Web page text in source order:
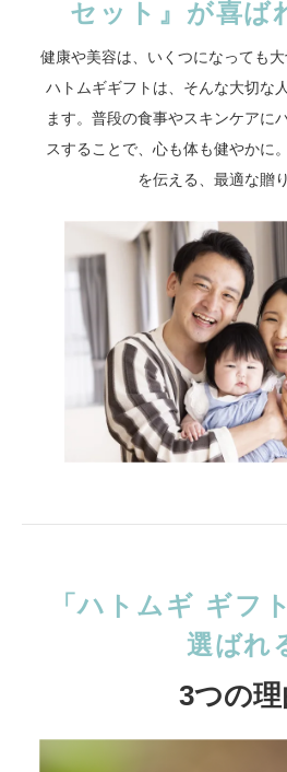
セット』が喜ば
健康や美容は、いくつになっても
ハトムギギフトは、そんな大切な
ます。普段の食事やスキンケアに
スすることで、心も体も健やかに
を伝える、最適な贈
「ハトムギ ギフ
選ばれ
3つの理